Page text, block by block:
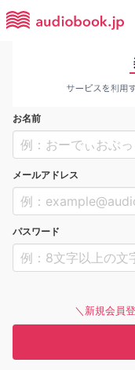
お名前
メールアドレス
パスワード
＼新規会員